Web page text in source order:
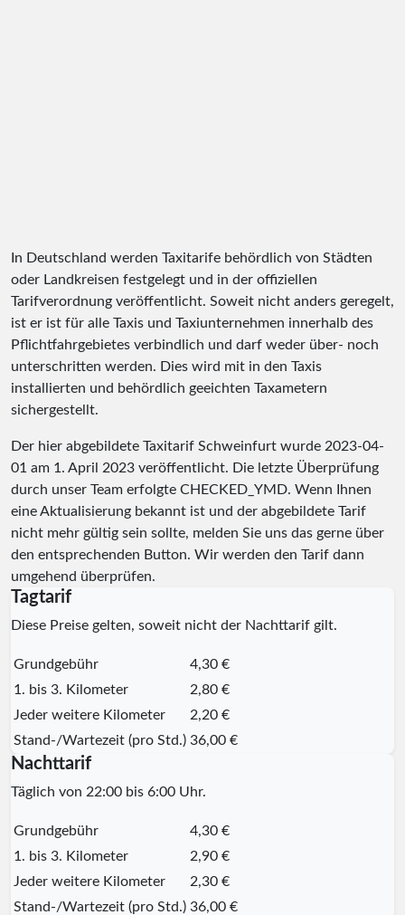
In Deutschland werden Taxitarife behördlich von Städten
oder Landkreisen festgelegt und in der offiziellen
Tarifverordnung veröffentlicht. Soweit nicht anders geregelt,
ist er ist für alle Taxis und Taxiunternehmen innerhalb des
Pflichtfahrgebietes verbindlich und darf weder über- noch
unterschritten werden. Dies wird mit in den Taxis
installierten und behördlich geeichten Taxametern
sichergestellt.
Der hier abgebildete Taxitarif Schweinfurt wurde 2023-04-
01 am 1. April 2023 veröffentlicht. Die letzte Überprüfung
durch unser Team erfolgte CHECKED_YMD. Wenn Ihnen
eine Aktualisierung bekannt ist und der abgebildete Tarif
nicht mehr gültig sein sollte, melden Sie uns das gerne über
den entsprechenden Button. Wir werden den Tarif dann
umgehend überprüfen.
Tagtarif
Diese Preise gelten, soweit nicht der Nachttarif gilt.
Grundgebühr
4,30 €
1. bis 3. Kilometer
2,80 €
Jeder weitere Kilometer
2,20 €
Stand-/Wartezeit (pro Std.) 36,00 €
Nachttarif
Täglich von 22:00 bis 6:00 Uhr.
Grundgebühr
4,30 €
1. bis 3. Kilometer
2,90 €
Jeder weitere Kilometer
2,30 €
Stand-/Wartezeit (pro Std.) 36,00 €